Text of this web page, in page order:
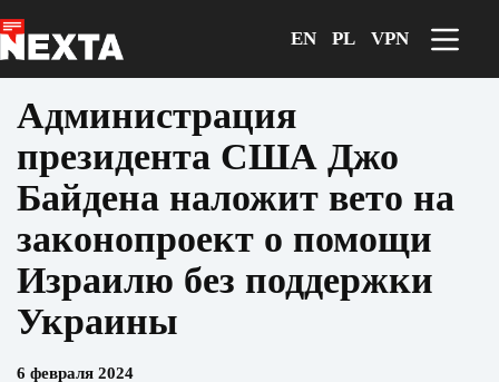
к
сути
EN PL VPN
Администрация
президента США Джо
Байдена наложит вето на
законопроект о помощи
Израилю без поддержки
Украины
6 февраля 2024